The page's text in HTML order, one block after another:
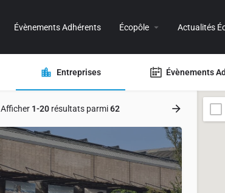
Évènements Adhérents Écopôle Actualités
Entreprises Évènements
Afficher 1-20 résultats parmi62